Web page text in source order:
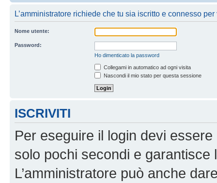
L’amministratore richiede che tu sia iscritto e connesso
Nome utente:
Password:
Ho dimenticato la password
Collegami in automatico ad ogni visita
Nascondi il mio stato per questa sessione
ISCRIVITI
Per eseguire il login devi
solo pochi secondi e garantisce
L’amministratore può anche